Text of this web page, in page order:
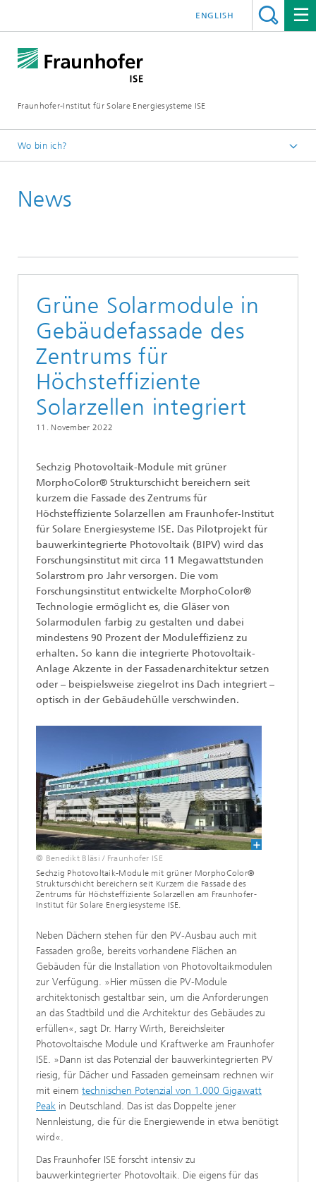
Fraunhofer-Institut für Solare Energiesysteme ISE
ENGLISH
Wo bin ich?
News
Grüne Solarmodule in
Gebäudefassade des
Zentrums für
Höchsteffiziente
Solarzellen integriert
11. November 2022
Sechzig Photovoltaik-Module mit grüner
MorphoColor® Strukturschicht bereichern seit
kurzem die Fassade des Zentrums für
Höchsteffiziente Solarzellen am Fraunhofer-Institut
für Solare Energiesysteme ISE. Das Pilotprojekt für
bauwerkintegrierte Photovoltaik (BIPV) wird das
Forschungsinstitut mit circa 11 Megawattstunden
Solarstrom pro Jahr versorgen. Die vom
Forschungsinstitut entwickelte MorphoColor®
Technologie ermöglicht es, die Gläser von
Solarmodulen farbig zu gestalten und dabei
mindestens 90 Prozent der Moduleffizienz zu
erhalten. So kann die integrierte Photovoltaik-
Anlage Akzente in der Fassadenarchitektur setzen
oder – beispielsweise ziegelrot ins Dach integriert –
optisch in der Gebäudehülle verschwinden.
© Benedikt Bläsi / Fraunhofer ISE
Sechzig Photovoltaik-Module mit grüner MorphoColor®
Strukturschicht bereichern seit Kurzem die Fassade des
Zentrums für Höchsteffiziente Solarzellen am Fraunhofer-
Institut für Solare Energiesysteme ISE.
Neben Dächern stehen für den PV-Ausbau auch mit
Fassaden große, bereits vorhandene Flächen an
Gebäuden für die Installation von Photovoltaikmodulen
zur Verfügung. »Hier müssen die PV-Module
architektonisch gestaltbar sein, um die Anforderungen
an das Stadtbild und die Architektur des Gebäudes zu
erfüllen«, sagt Dr. Harry Wirth, Bereichsleiter
Photovoltaische Module und Kraftwerke am Fraunhofer
ISE. »Dann ist das Potenzial der bauwerkintegrierten PV
riesig, für Dächer und Fassaden gemeinsam rechnen wir
mit einem technischen Potenzial von 1.000 Gigawatt
Peak in Deutschland. Das ist das Doppelte jener
Nennleistung, die für die Energiewende in etwa benötigt
wird«.
Das Fraunhofer ISE forscht intensiv zu
bauwerkintegrierter Photovoltaik. Die eigens für das